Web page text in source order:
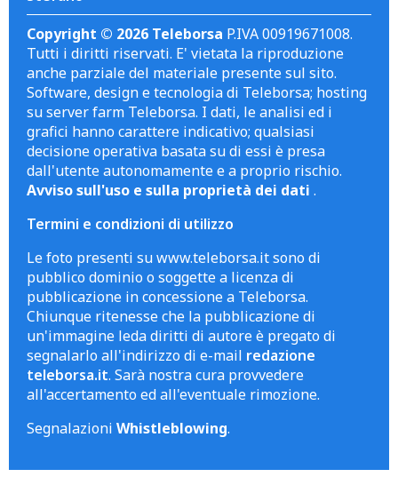
Copyright © 2026 Teleborsa P.IVA 00919671008.
Tutti i diritti riservati. E' vietata la riproduzione
anche parziale del materiale presente sul sito.
Software, design e tecnologia di Teleborsa; hosting
su server farm Teleborsa. I dati, le analisi ed i
grafici hanno carattere indicativo; qualsiasi
decisione operativa basata su di essi è presa
dall'utente autonomamente e a proprio rischio.
Avviso sull'uso e sulla proprietà dei dati .
Termini e condizioni di utilizzo
Le foto presenti su www.teleborsa.it sono di
pubblico dominio o soggette a licenza di
pubblicazione in concessione a Teleborsa.
Chiunque ritenesse che la pubblicazione di
un'immagine leda diritti di autore è pregato di
segnalarlo all'indirizzo di e-mail redazione
teleborsa.it. Sarà nostra cura provvedere
all'accertamento ed all'eventuale rimozione.
Segnalazioni Whistleblowing.